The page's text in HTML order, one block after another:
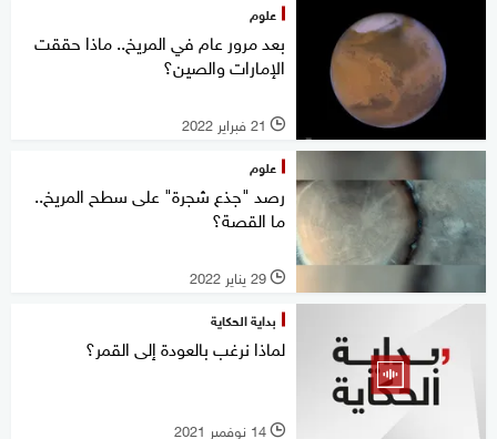
علوم
بعد مرور عام في المريخ.. ماذا حققت
الإمارات والصين؟
l 21 فبراير 2022
علوم
رصد "جذع شجرة" على سطح المريخ..
ما القصة؟
l 29 يناير 2022
بداية الحكاية
لماذا نرغب بالعودة إلى القمر؟
l 14 نوفمبر 2021